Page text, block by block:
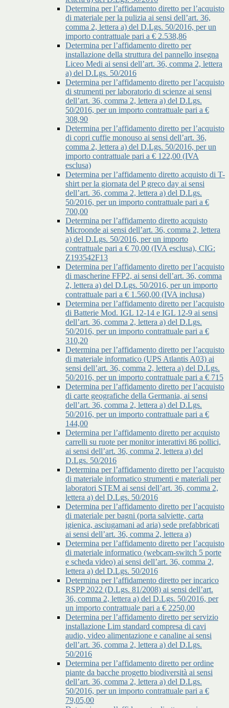
Determina per l’affidamento diretto per l’acquisto
di materiale per la pulizia ai sensi dell’art. 36,
comma 2, lettera a) del D.Lgs. 50/2016, per un
importo contrattuale pari a € 2.538,86
Determina per l’affidamento diretto per
installazione della struttura del pannello insegna
Liceo Medi ai sensi dell’art. 36, comma 2, lettera
a) del D.Lgs. 50/2016
Determina per l’affidamento diretto per l’acquisto
di strumenti per laboratorio di scienze ai sensi
dell’art. 36, comma 2, lettera a) del D.Lgs.
50/2016, per un importo contrattuale pari a €
308,90
Determina per l’affidamento diretto per l’acquisto
di copri cuffie monouso ai sensi dell’art. 36,
comma 2, lettera a) del D.Lgs. 50/2016, per un
importo contrattuale pari a € 122,00 (IVA
esclusa)
Determina per l’affidamento diretto acquisto di T-
shirt per la giornata del P greco day ai sensi
dell’art. 36, comma 2, lettera a) del D.Lgs.
50/2016, per un importo contrattuale pari a €
700,00
Determina per l’affidamento diretto acquisto
Microonde ai sensi dell’art. 36, comma 2, lettera
a) del D.Lgs. 50/2016, per un importo
contrattuale pari a € 70,00 (IVA esclusa), CIG:
Z193542F13
Determina per l’affidamento diretto per l’acquisto
di mascherine FFP2, ai sensi dell’art. 36, comma
2, lettera a) del D.Lgs. 50/2016, per un importo
contrattuale pari a € 1.560,00 (IVA inclusa)
Determina per l’affidamento diretto per l’acquisto
di Batterie Mod. IGL 12-14 e IGL 12-9 ai sensi
dell’art. 36, comma 2, lettera a) del D.Lgs.
50/2016, per un importo contrattuale pari a €
310,20
Determina per l’affidamento diretto per l’acquisto
di materiale informatico (UPS Atlantis A03) ai
sensi dell’art. 36, comma 2, lettera a) del D.Lgs.
50/2016, per un importo contrattuale pari a € 715
Determina per l’affidamento diretto per l’acquisto
di carte geografiche della Germania, ai sensi
dell’art. 36, comma 2, lettera a) del D.Lgs.
50/2016, per un importo contrattuale pari a €
144,00
Determina per l’affidamento diretto per acquisto
carrelli su ruote per monitor interattivi 86 pollici,
ai sensi dell’art. 36, comma 2, lettera a) del
D.Lgs. 50/2016
Determina per l’affidamento diretto per l’acquisto
di materiale informatico strumenti e materiali per
laboratori STEM ai sensi dell’art. 36, comma 2,
lettera a) del D.Lgs. 50/2016
Determina per l’affidamento diretto per l’acquisto
di materiale per bagni (porta salviette, carta
igienica, asciugamani ad aria) sede prefabbricati
ai sensi dell’art. 36, comma 2, lettera a)
Determina per l’affidamento diretto per l’acquisto
di materiale informatico (webcam-switch 5 porte
e scheda video) ai sensi dell’art. 36, comma 2,
lettera a) del D.Lgs. 50/2016
Determina per l’affidamento diretto per incarico
RSPP 2022 (D.Lgs. 81/2008) ai sensi dell’art.
36, comma 2, lettera a) del D.Lgs. 50/2016, per
un importo contrattuale pari a € 2250,00
Determina per l’affidamento diretto per servizio
installazione Lim standard compresa di cavi
audio, video alimentazione e canaline ai sensi
dell’art. 36, comma 2, lettera a) del D.Lgs.
50/2016
Determina per l’affidamento diretto per ordine
piante da bacche progetto biodiversità ai sensi
dell’art. 36, comma 2, lettera a) del D.Lgs.
50/2016, per un importo contrattuale pari a €
79,05,00